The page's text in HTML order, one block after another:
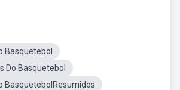
Basquetebol
Do Basquetebol
BasquetebolResumidos